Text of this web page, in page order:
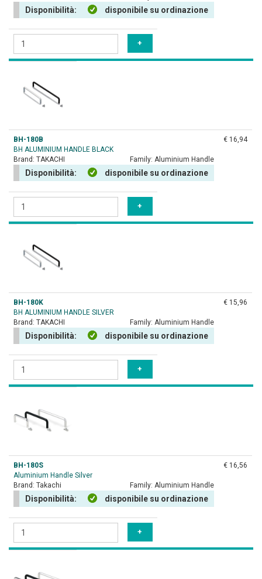
Disponibilità: disponibile su ordinazione
BH-180B
BH ALUMINIUM HANDLE BLACK
Brand: TAKACHI Family: Aluminium Handle
Disponibilità: disponibile su ordinazione
€ 16,94
BH-180K
BH ALUMINIUM HANDLE SILVER
Brand: TAKACHI Family: Aluminium Handle
Disponibilità: disponibile su ordinazione
€ 15,96
BH-180S
Aluminium Handle Silver
Brand: Takachi Family: Aluminium Handle
Disponibilità: disponibile su ordinazione
€ 16,56